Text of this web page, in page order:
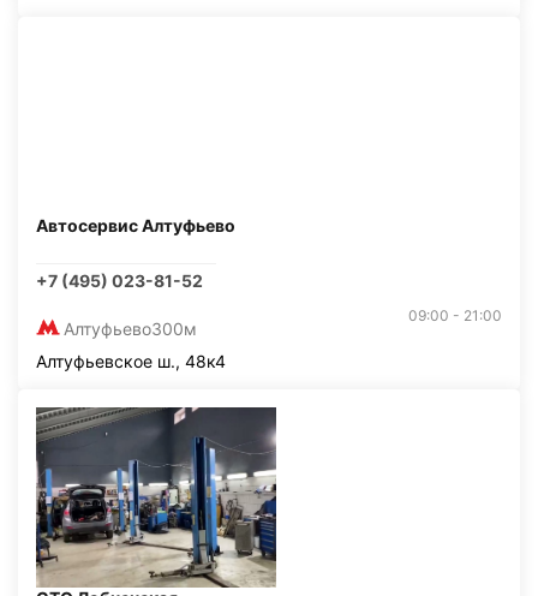
Автосервис Алтуфьево
+7 (495) 023-81-52
Алтуфьево300м
09:00 - 21:00
Алтуфьевское ш., 48к4